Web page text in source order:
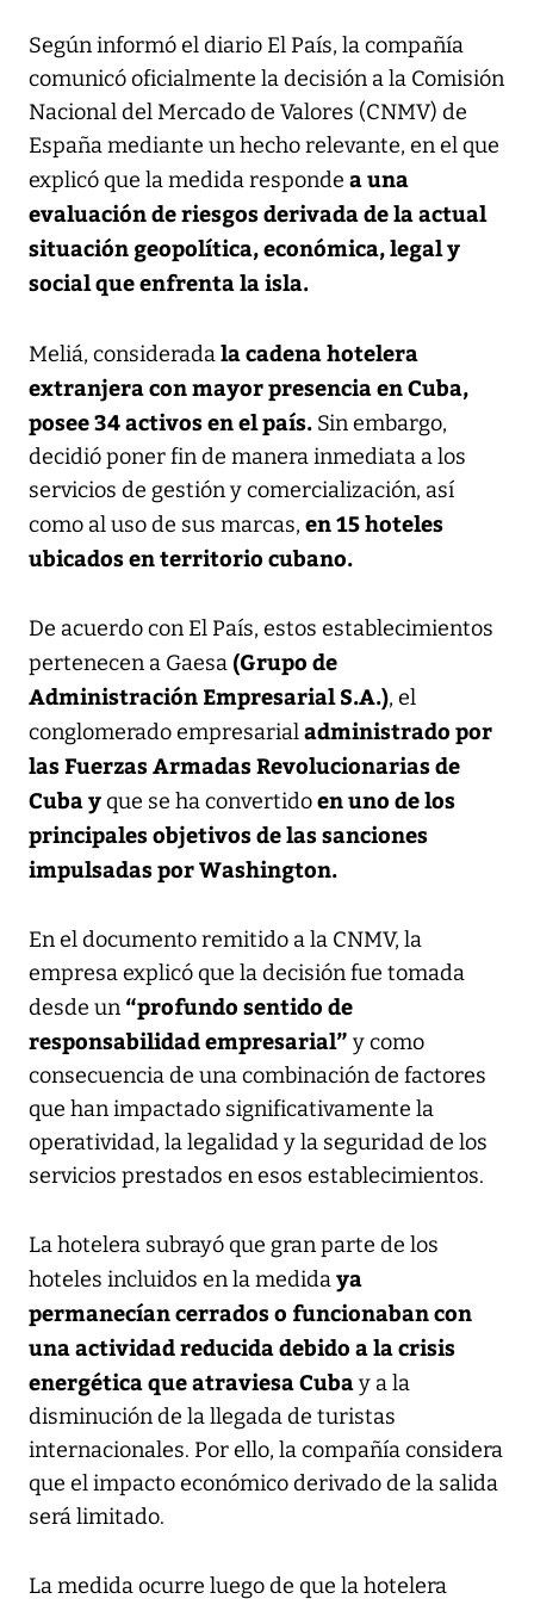
Según informó el diario El País, la compañía
comunicó oficialmente la decisión a la Comisión
Nacional del Mercado de Valores (CNMV) de
España mediante un hecho relevante, en el que
explicó que la medida responde a una
evaluación de riesgos derivada de la actual
situación geopolítica, económica, legal y
social que enfrenta la isla.
Meliá, consideradala cadena hotelera
extranjera con mayor presencia en Cuba,
posee 34 activos en el país. Sin embargo,
decidió poner fin de manera inmediata a los
servicios de gestión y comercialización, así
como al uso de sus marcas, en 15 hoteles
ubicados en territorio cubano.
De acuerdo con El País, estos establecimientos
pertenecen a Gaesa (Grupo de
Administración Empresarial S.A.), el
conglomerado empresarialadministrado por
las Fuerzas Armadas Revolucionarias de
Cuba yque se ha convertidoen uno de los
principales objetivos de las sanciones
impulsadas por Washington.
En el documento remitido a la CNMV, la
empresa explicó que la decisión fue tomada
desde un “profundo sentido de
responsabilidad empresarial” y como
consecuencia de una combinación de factores
que han impactado significativamente la
operatividad, la legalidad y la seguridad de los
servicios prestados en esos establecimientos.
La hotelera subrayó que gran parte de los
hoteles incluidos en la medidaya
permanecían cerrados o funcionaban con
una actividad reducida debido a la crisis
energética que atraviesa Cubay a la
disminución de la llegada de turistas
internacionales. Por ello, la compañía considera
que el impacto económico derivado de la salida
será limitado.
La medida ocurre luego de que la hotelera